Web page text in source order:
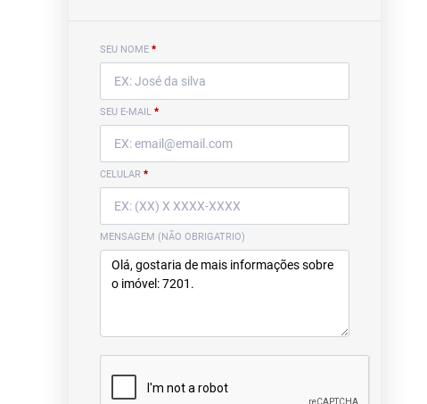
SEU NOME *
SEU E-MAIL *
CELULAR *
MENSAGEM (NÃO OBRIGATRIO)